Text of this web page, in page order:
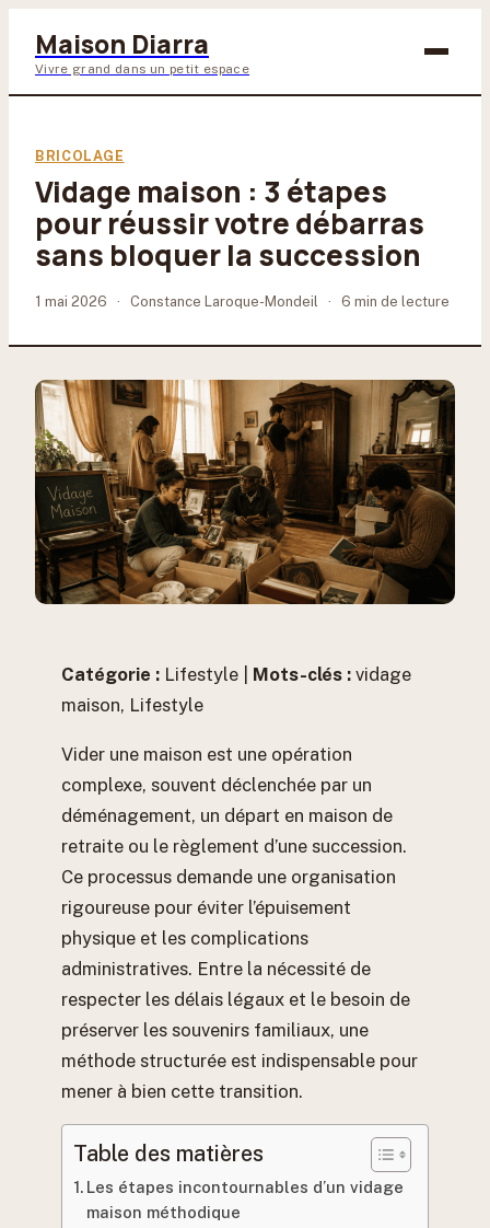
Maison Diarra
Vivre grand dans un petit espace
Maison & Déco
Jardinage
BRICOLAGE
Vidage maison : 3 étapes
pour réussir votre débarras
sans bloquer la succession
1 mai 2026 · Constance Laroque-Mondeil · 6 min de lecture
Catégorie : Lifestyle | Mots-clés : vidage
maison, Lifestyle
Vider une maison est une opération
complexe, souvent déclenchée par un
déménagement, un départ en maison de
retraite ou le règlement d’une succession.
Ce processus demande une organisation
rigoureuse pour éviter l’épuisement
physique et les complications
administratives. Entre la nécessité de
respecter les délais légaux et le besoin de
préserver les souvenirs familiaux, une
méthode structurée est indispensable pour
mener à bien cette transition.
Table des matières
Les étapes incontournables d’un vidage
maison méthodique